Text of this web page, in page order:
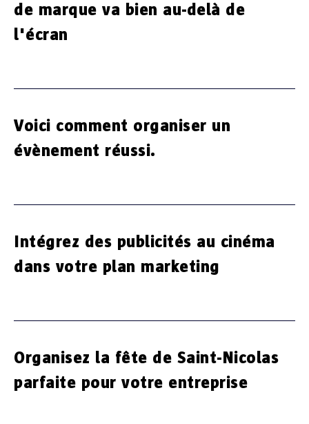
de marque va bien au-delà de
l'écran
Voici comment organiser un
évènement réussi.
Intégrez des publicités au cinéma
dans votre plan marketing
Organisez la fête de Saint-Nicolas
parfaite pour votre entreprise